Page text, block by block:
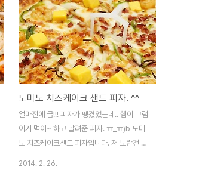
하앍하앍~ 금요일은 피맥이죠. (응?) 쿠폰이
2만원짜리라 그냥 통크게 라지 시켰습니다.
ㅎㅎ 크네요. ㅋㅋㅋ 배부르게 쳐묵쳐묵~ 아,
물론 갈릭디핑소스랑 함께. ㅎㅎㅎ
도미노 치즈케이크 샌드 피자. ^^
얼마전에 급!!! 피자가 땡겼었는데.. 햄이 그럼
이거 먹어~ 하고 날려준 피자. ㅠ_ㅠ)b 도미
노 치즈케이크샌드 피자입니다. 저 노란건 망
2014. 2. 26.